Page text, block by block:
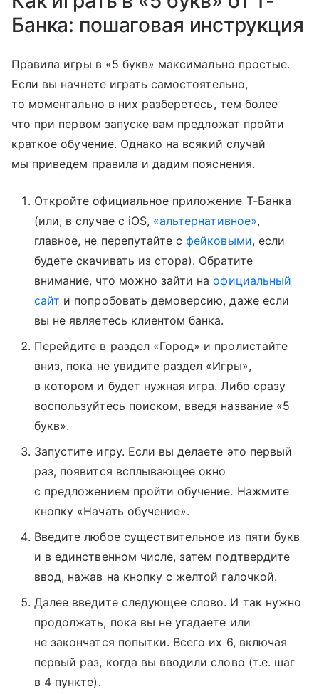
Банка: пошаговая инструкция
Правила игры в «5 букв» максимально простые.
Если вы начнете играть самостоятельно,
то моментально в них разберетесь, тем более
что при первом запуске вам предложат пройти
краткое обучение. Однако на всякий случай
мы приведем правила и дадим пояснения.
Откройте официальное приложение Т-Банка
(или, в случае с iOS, «альтернативное»,
главное, не перепутайте сфейковыми, если
будете скачивать из стора). Обратите
внимание, что можно зайти наофициальный
сайт и попробовать демоверсию, даже если
вы не являетесь клиентом банка.
Перейдите в раздел «Город» и пролистайте
вниз, пока не увидите раздел «Игры»,
в котором и будет нужная игра. Либо сразу
воспользуйтесь поиском, введя название «5
букв».
Запустите игру. Если вы делаете это первый
раз, появится всплывающее окно
с предложением пройти обучение. Нажмите
кнопку «Начать обучение».
Введите любое существительное из пяти букв
и в единственном числе, затем подтвердите
ввод, нажав на кнопку с желтой галочкой.
Далее введите следующее слово. И так нужно
продолжать, пока вы не угадаете или
не закончатся попытки. Всего их 6, включая
первый раз, когда вы вводили слово (т.е. шаг
в 4 пункте).